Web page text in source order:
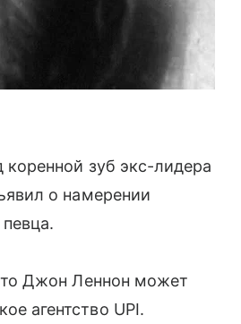
зуб экс-лидера
о намерении
то Джон Леннон может
агентство UPI.